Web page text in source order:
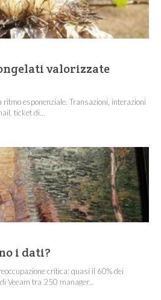
valorizzate
esponenziale. Transazioni, interazioni
ticket di...
i dati?
critica: quasi il 60% dei
Veeam tra 250 manager...